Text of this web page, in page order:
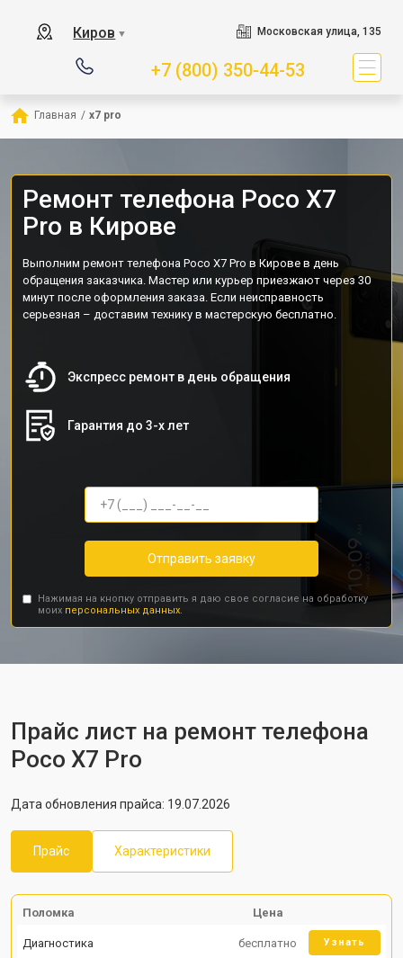
Киров ▼ Московская улица, 135
+7 (800) 350-44-53
Главная / x7 pro
Ремонт телефона Poco X7
Pro в Кирове
Выполним ремонт телефона Poco X7 Pro в Кирове в день
обращения заказчика. Мастер или курьер приезжают через 30
минут после оформления заказа. Если неисправность
серьезная – доставим технику в мастерскую бесплатно.
Экспресс ремонт в день обращения
Гарантия до 3-х лет
Отправить заявку
Нажимая на кнопку отправить я даю свое согласие на обработку
моих персональных данных.
Прайс лист на ремонт телефона
Poco X7 Pro
Дата обновления прайса: 19.07.2026
Прайс Характеристики
Поломка Цена
Диагностика бесплатно Узнать